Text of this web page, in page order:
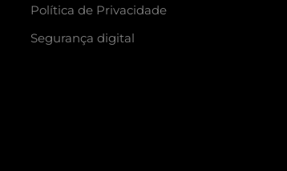
Política de Privacidade
Segurança digital